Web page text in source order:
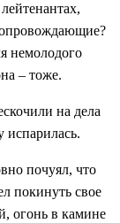
немолодого
– тоже.
на дела
испарилась.
почуял, что
покинуть свое
огонь в камине